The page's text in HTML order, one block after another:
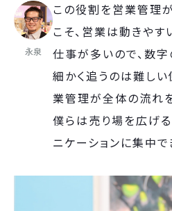
永泉
この役割を営業管理
こそ、営業は動きや
仕事が多いので、数
細かく追うのは難し
業管理が全体の流れ
僕らは売り場を広げ
ニケーションに集中で